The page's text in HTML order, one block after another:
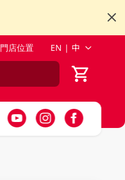
門店位置 EN | 中